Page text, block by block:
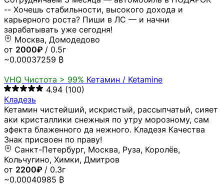
-- Хочешь стабильности, высокого дохода и
карьерного роста? Пиши в ЛС — и начни
зарабатывать уже сегодня!
Москва, Домодедово
от 2000₽ / 0.5г
~0.00037259 ₿
VHQ Чистота > 99% Кетамин / Ketamine
4.94 (100)
Кладезь
Кетамин чистейший, искристый, рассыпчатый, сияет
аки кристаллики снежныя по утру морозному, сам
эфекта блаженного да нежного. Кладезя Качества
Знак присвоен по праву!
Санкт-Петербург, Москва, Руза, Королёв,
Кольчугино, Химки, Дмитров
от 2200₽ / 0.3г
~0.00040985 ₿